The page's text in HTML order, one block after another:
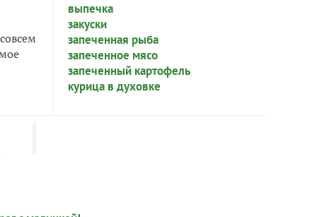
выпечка
закуски
запеченная рыба
запеченное мясо
запеченный картофель
курица в духовке